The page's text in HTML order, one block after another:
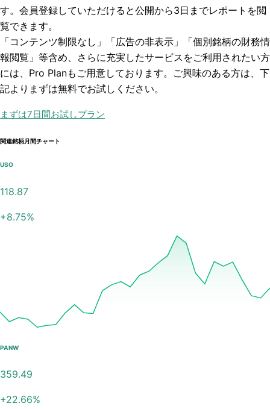
す。会員登録していただけると公開から3日までレポートを閲
覧できます。
「コンテンツ制限なし」「広告の非表示」「個別銘柄の財務情
報閲覧」 等含め、さらに充実したサービスをご利用されたい方
には、Pro Planもご用意しております。ご興味のある方は、下
記よりまずは無料でお試しください。
まずは7日間お試しプラン
関連銘柄月間チャート
USO
118.87
+8.75%
PANW
359.49
+22.66%